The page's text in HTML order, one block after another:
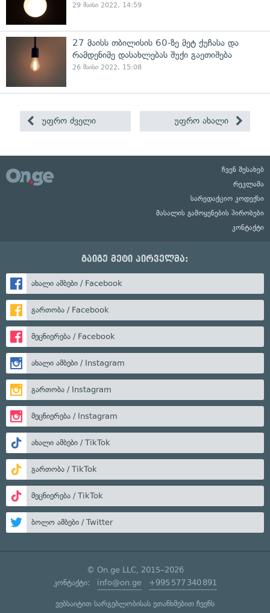
29 მაისი 2022, 14:59
27 მაისს თბილისის 60-ზე მეტ ქუჩასა და
რამდენიმე დასახლებას შუქი გაეთიშება
26 მაისი 2022, 15:08
უფრო ძველი უფრო ახალი
ჩვენ შესახებ
რეკლამა
სარედაქციო კოდექსი
მასალის გამოყენების პირობები
კონტაქტი
გაიგე მეტი პირველმა:
ახალი ამბები / Facebook
გართობა / Facebook
მეცნიერება / Facebook
ახალი ამბები / Instagram
გართობა / Instagram
მეცნიერება / Instagram
ახალი ამბები / TikTok
გართობა / TikTok
მეცნიერება / TikTok
ბოლო ამბები / Twitter
© On.ge LLC, 2015–2026
კონტაქტი: info@on.ge +995 577 340 891
ვებსაიტით სარგებლობისას ეთანხმებით ჩვენს